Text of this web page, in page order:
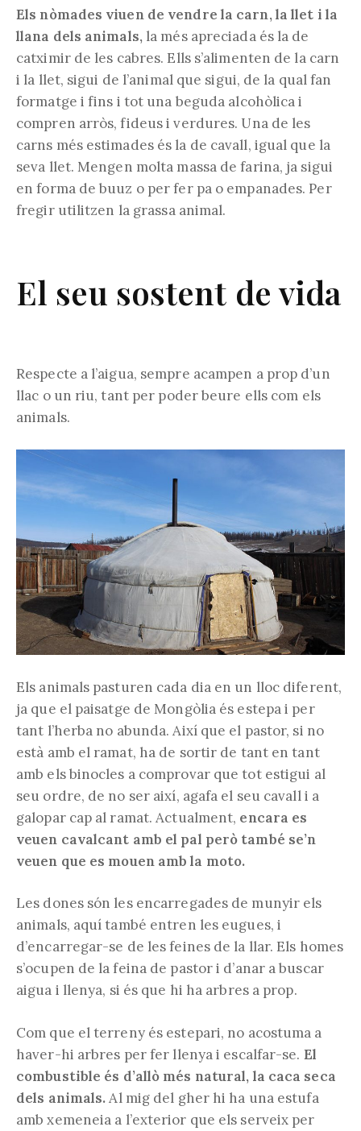
Els nòmades viuen de vendre la carn, la llet i la
llana dels animals,la més apreciada és la de
catximir de les cabres. Ells s’alimenten de la carn
i la llet, sigui de l’animal que sigui, de la qual fan
formatge i fins i tot una beguda alcohòlica i
compren arròs, fideus i verdures. Una de les
carns més estimades és la de cavall, igual que la
seva llet. Mengen molta massa de farina, ja sigui
en forma de buuz o per fer pa o empanades. Per
fregir utilitzen la grassa animal.
El seu sostent de vida
Respecte a l’aigua, sempre acampen a prop d’un
llac o un riu, tant per poder beure ells com els
animals.
Els animals pasturen cada dia en un lloc diferent,
ja que el paisatge de Mongòlia és estepa i per
tant l’herba no abunda. Així que el pastor, si no
està amb el ramat, ha de sortir de tant en tant
amb els binocles a comprovar que tot estigui al
seu ordre, de no ser així, agafa el seu cavall i a
galopar cap al ramat. Actualment, encara es
veuen cavalcant amb el pal però també se’n
veuen que es mouen amb la moto.
Les dones són les encarregades de munyir els
animals, aquí també entren les eugues, i
d’encarregar-se de les feines de la llar. Els homes
s’ocupen de la feina de pastor i d’anar a buscar
aigua i llenya, si és que hi ha arbres a prop.
Com que el terreny és estepari, no acostuma a
haver-hi arbres per fer llenya i escalfar-se. El
combustible és d’allò més natural, la caca seca
dels animals.Al mig del gher hi ha una estufa
amb xemeneia a l’exterior que els serveix per